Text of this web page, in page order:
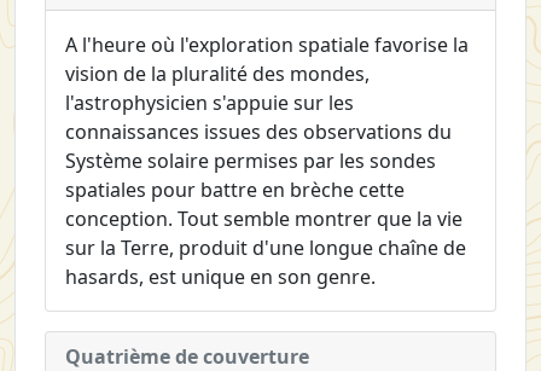
A l'heure où l'exploration spatiale favorise la
vision de la pluralité des mondes,
l'astrophysicien s'appuie sur les
connaissances issues des observations du
Système solaire permises par les sondes
spatiales pour battre en brèche cette
conception. Tout semble montrer que la vie
sur la Terre, produit d'une longue chaîne de
hasards, est unique en son genre.
Quatrième de couverture